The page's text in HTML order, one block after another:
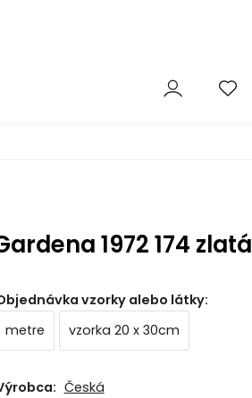
1972 174 zlatá
vzorky alebo látky:
metre
vzorka 20 x 30cm
Česká